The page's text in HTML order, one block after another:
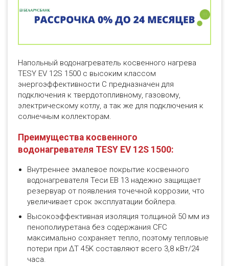
Напольный водонагреватель косвенного нагрева
TESY EV 12S 1500 с высоким классом
энергоэффективности С предназначен для
подключения к твердотопливному, газовому,
электрическому котлу, а так же для подключения к
солнечным коллекторам.
Преимущества косвенного
водонагревателя TESY EV 12S 1500:
Внутреннее эмалевое покрытие косвенного
водонагревателя Теси ЕВ 13 надежно защищает
резервуар от появления точечной коррозии, что
увеличивает срок эксплуатации бойлера.
Высокоэффективная изоляция толщиной 50 мм из
пенополиуретана без содержания CFC
максимально сохраняет тепло, поэтому тепловые
потери при ΔT 45K составляют всего 3,8 кВт/24
часа.